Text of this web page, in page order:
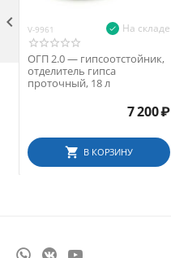
V-9961 На складе
ОГП 2.0 — гипсоотстойник,
отделитель гипса
проточный, 18 л
7 200₽
В КОРЗИНУ
